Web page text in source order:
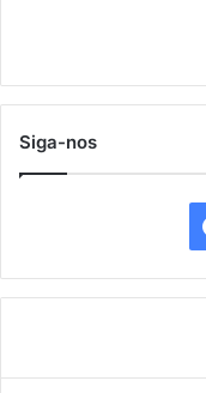
Siga-nos